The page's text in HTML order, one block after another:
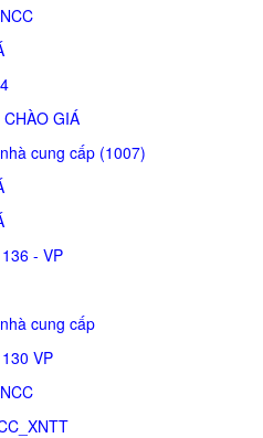
GIÁ
cung cấp (1007)
- VP
cung cấp
VP